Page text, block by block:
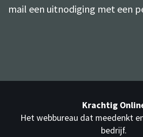
mail een uitnodiging met een
Krachtig
Het webbureau dat meedenkt
bedrijf.